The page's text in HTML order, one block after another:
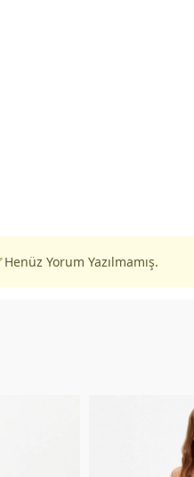
Henüz Yorum Yazılmamış.